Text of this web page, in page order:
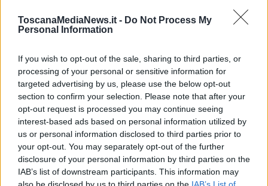
ToscanaMediaNews.it - Do Not Process My
Personal Information
If you wish to opt-out of the sale, sharing to third parties, or
processing of your personal or sensitive information for
targeted advertising by us, please use the below opt-out
section to confirm your selection. Please note that after your
opt-out request is processed you may continue seeing
interest-based ads based on personal information utilized by
us or personal information disclosed to third parties prior to
your opt-out. You may separately opt-out of the further
disclosure of your personal information by third parties on the
IAB’s list of downstream participants. This information may
also be disclosed by us to third parties on the IAB’s List of
O sonho de um prisioneiro
Memòrias
Scrivi
Bestiario
Pillole
Veglia
​“D” come delitto
Belle lettere
25 Aprile
Todo el bien, todo el mal
Silenzio
Le parole